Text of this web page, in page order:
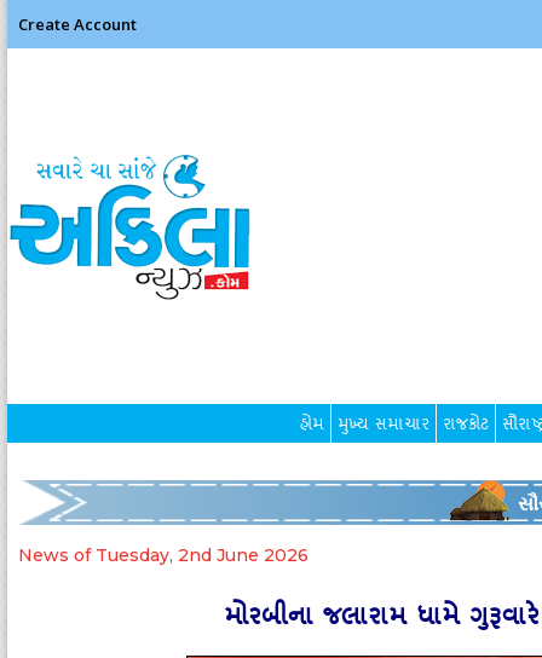
Create Account
હોમ મુખ્ય સમાચાર રાજકોટ
News of Tuesday, 2nd June 2026
મોરબીના જલારામ ધામે